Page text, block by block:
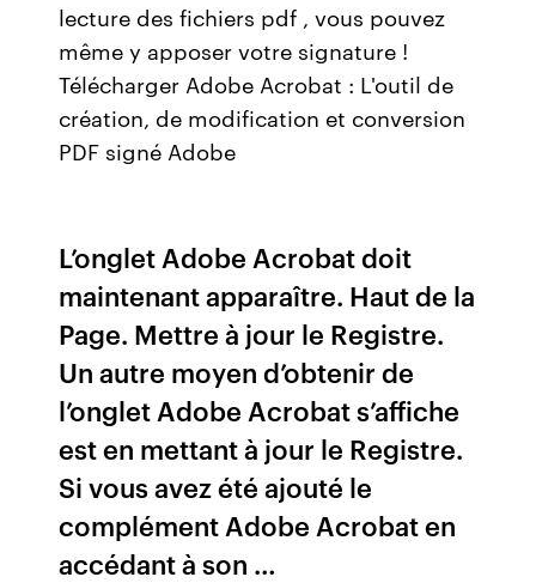
lecture des fichiers pdf , vous pouvez
même y apposer votre signature !
Télécharger Adobe Acrobat : L'outil de
création, de modification et conversion
PDF signé Adobe
L’onglet Adobe Acrobat doit
maintenant apparaître. Haut de la
Page. Mettre à jour le Registre.
Un autre moyen d’obtenir de
l’onglet Adobe Acrobat s’affiche
est en mettant à jour le Registre.
Si vous avez été ajouté le
complément Adobe Acrobat en
accédant à son …